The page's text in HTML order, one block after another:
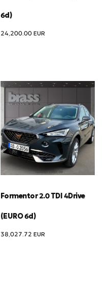
6d)
24,200.00 EUR
Formentor 2.0 TDI 4Drive
(EURO 6d)
38,027.72 EUR